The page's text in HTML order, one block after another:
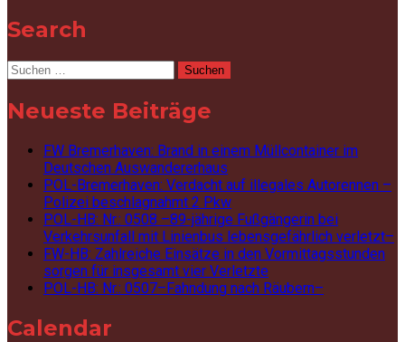
Search
Suchen
Neueste Beiträge
FW Bremerhaven: Brand in einem Müllcontainer im
Deutschen Auswandererhaus
POL-Bremerhaven: Verdacht auf illegales Autorennen –
Polizei beschlagnahmt 2 Pkw
POL-HB: Nr.: 0508 –89-jährige Fußgängerin bei
Verkehrsunfall mit Linienbus lebensgefährlich verletzt–
FW-HB: Zahlreiche Einsätze in den Vormittagsstunden
sorgen für insgesamt vier Verletzte
POL-HB: Nr.: 0507–Fahndung nach Räubern–
Calendar